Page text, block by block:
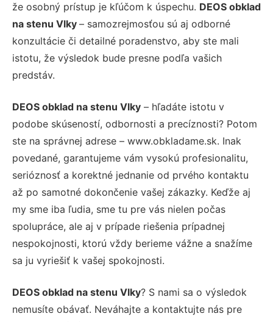
že osobný prístup je kľúčom k úspechu. DEOS obklad
na stenu Vlky – samozrejmosťou sú aj odborné
konzultácie či detailné poradenstvo, aby ste mali
istotu, že výsledok bude presne podľa vašich
predstáv.
DEOS obklad na stenu Vlky – hľadáte istotu v
podobe skúseností, odbornosti a precíznosti? Potom
ste na správnej adrese – www.obkladame.sk. Inak
povedané, garantujeme vám vysokú profesionalitu,
serióznosť a korektné jednanie od prvého kontaktu
až po samotné dokončenie vašej zákazky. Keďže aj
my sme iba ľudia, sme tu pre vás nielen počas
spolupráce, ale aj v prípade riešenia prípadnej
nespokojnosti, ktorú vždy berieme vážne a snažíme
sa ju vyriešiť k vašej spokojnosti.
DEOS obklad na stenu Vlky? S nami sa o výsledok
nemusíte obávať. Neváhajte a kontaktujte nás pre